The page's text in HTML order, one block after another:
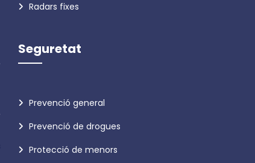
Radars fixes
Seguretat
Prevenció general
Prevenció de drogues
Protecció de menors